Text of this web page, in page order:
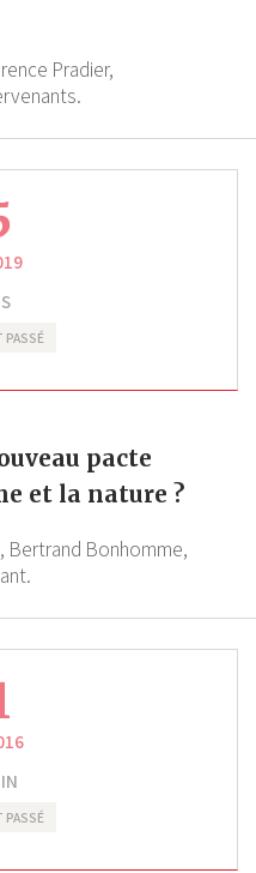
Pradier,
PASSÉ
pacte
et la nature ?
Bertrand Bonhomme,
PASSÉ